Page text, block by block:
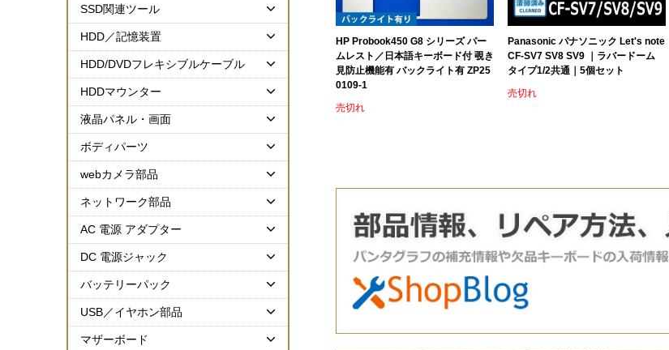
HP Probook450 G8 シリーズ パー
ムレスト／日本語キーボード付 覗き
見防止機能有 バックライト有 ZP25
0109-1
売切れ
Panasonic パナソニック Let's note
CF-SV7 SV8 SV9 ｜ラバードーム
タイプ1/2共通｜5個セット
売切れ
SSD関連ツール
HDD／記憶装置
HDD/DVDフレキシブルケーブル
HDDマウンター
液晶パネル・画面
ボディパーツ
webカメラ部品
ネットワーク部品
AC 電源 アダプター
DC 電源ジャック
バッテリーパック
USB／イヤホン部品
マザーボード